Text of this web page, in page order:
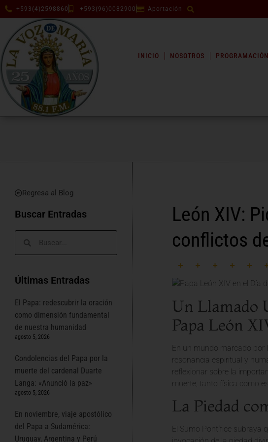
+593(4)2598860 +593(96)0082900 Aportación
INICIO NOSOTROS PROGRAMACIÓN
Regresa al Blog
Buscar Entradas
Últimas Entradas
El Papa: redescubrir la oración
como dimensión fundamental
de nuestra humanidad
agosto 5, 2026
Condolencias del Papa por la
muerte del cardenal Duarte
Langa: «Anunció la paz»
agosto 5, 2026
En noviembre, viaje apostólico
del Papa a Sudamérica:
Uruguay, Argentina y Perú
León XIV:
conflictos
Un Llamado
Papa León
En un mundo marcado por
resonancia espiritual y
reflexionar sobre la
muerte, tanto física como
La Piedad
El Sumo Pontífice subraya